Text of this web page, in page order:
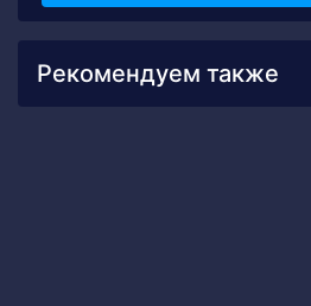
Рекомендуем также